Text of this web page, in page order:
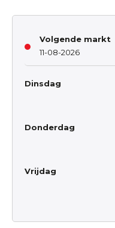
Volgende markt
11-08-2026
Dinsdag
Donderdag
Vrijdag